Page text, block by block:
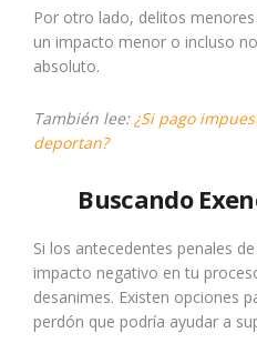
Por otro lado, delitos
un impacto menor o incluso
absoluto.
También lee: ¿Si pago
deportan?
Buscando
Si los antecedentes penales
impacto negativo en tu
desanimes. Existen opciones
perdón que podría ayudar a